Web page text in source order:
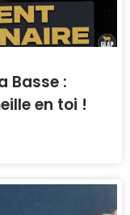
Basse :
en toi !